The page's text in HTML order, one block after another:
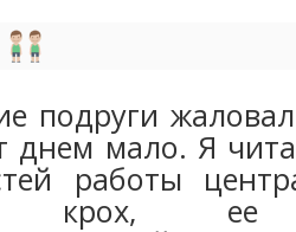
подруги
днем мало. Я
работы
крох, ее